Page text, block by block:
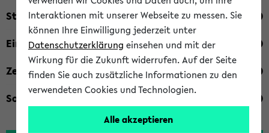
Studienfach
Einrichtung
Zeiten
Sonstiges
Interaktionen mit unserer Webseite zu messen. Sie
können Ihre Einwilligung jederzeit unter
Datenschutzerklärung einsehen und mit der
Wirkung für die Zukunft widerrufen. Auf der Seite
finden Sie auch zusätzliche Informationen zu den
verwendeten Cookies und Technologien.
Alle akzeptieren